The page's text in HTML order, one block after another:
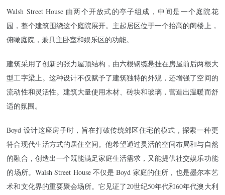
Walsh Street House 由两个开放式的亭子组成，中间是一个庭院花
园，整个建筑围绕这个庭院展开。主起居区位于一个抬高的阁楼上，
俯瞰庭院，兼具主卧室和娱乐区的功能。
建筑采用了创新的张力屋顶结构，由六根钢缆悬挂在房屋前后两根大
型工字梁上。这种设计不仅赋予了建筑独特的外观，还增强了空间的
流动性和灵活性。建筑大量使用木材、砖块和玻璃，营造出温暖而舒
适的氛围。
Boyd 设计这座房子时，旨在打破传统郊区住宅的模式，探索一种更
符合现代生活方式的居住空间。他希望通过灵活的空间布局和与自然
的融合，创造出一个既能满足家庭生活需求，又能提供社交娱乐功能
的场所。Walsh Street House 不仅是 Boyd 家庭的住所，也是墨尔本艺
术和文化界的重要聚会场所。它见证了20世纪50年代和60年代澳大利